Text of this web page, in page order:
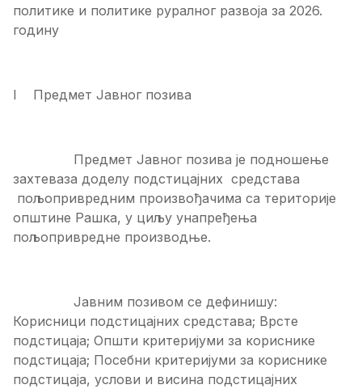
политике и политике руралног развоја за 2026.
годину
I Предмет Јавног позива
Предмет Јавног позива је подношење
захтеваза доделу подстицајних средстава
пољопривредним произвођачима са територије
општине Рашка, у циљу унапређења
пољопривредне производње.
Јавним позивом се дефинишу:
Корисници подстицајних средстава; Врсте
подстицаја; Општи критеријуми за кориснике
подстицаја; Посебни критеријуми за кориснике
подстицаја, услови и висина подстицајних